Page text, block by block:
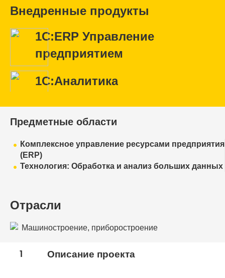
Внедренные продукты
1С:ERP Управление
предприятием
1С:Аналитика
Предметные области
Комплексное управление ресурсами предприятия
(ERP)
Технология: Обработка и анализ больших данных
Отрасли
Машиностроение, приборостроение
1 Описание проекта